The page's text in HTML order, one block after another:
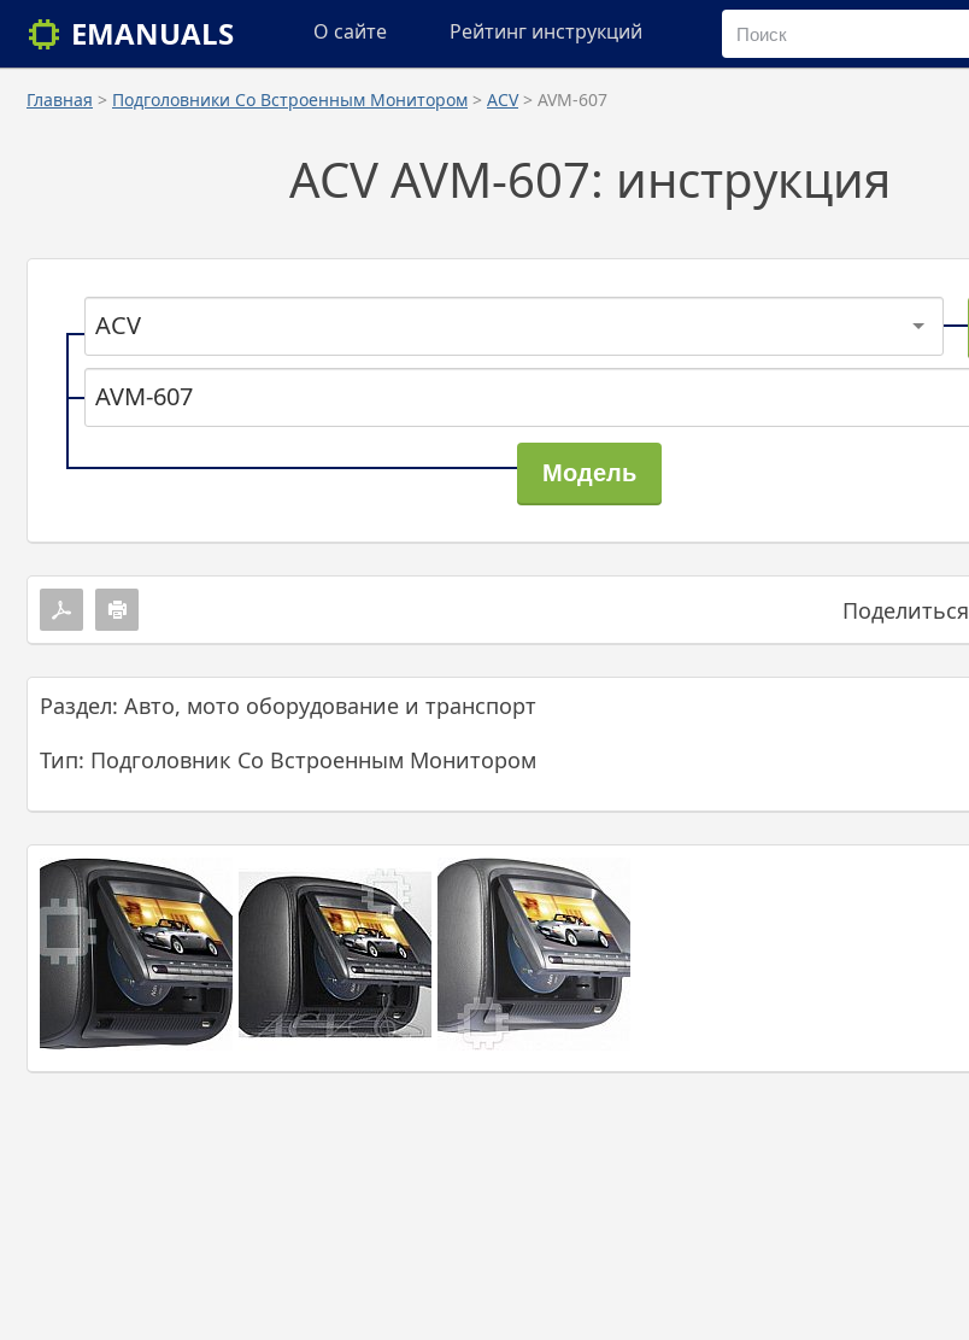
EMANUALS О сайте Рейтинг инструкций
Главная > Подголовники Со Встроенным Монитором > ACV> AVM-607
ACV AVM-607: инструкция
ACV
AVM-607
Поделиться
Раздел: Авто, мото оборудование и транспорт
Тип: Подголовник Со Встроенным Монитором